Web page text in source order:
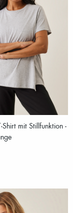
Shirt mit Stillfunktion -